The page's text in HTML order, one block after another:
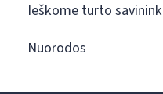
Ieškome turto
Nuorodos